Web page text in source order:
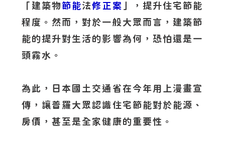
「建築物節能法修正案
」，提升住宅節能
程度。然而，對於一般大眾而言，建築節
能的提升對生活的影響為何，恐怕還是一
頭霧水。
為此，日本國土交通省在今年用上漫畫宣
傳，讓普羅大眾認識住宅節能對於能源、
房價，甚至是全家健康的重要性。